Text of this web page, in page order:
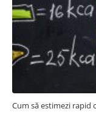
Cum să estimezi rapid